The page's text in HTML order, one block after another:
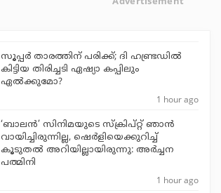
സൂപ്പര്‍ താരത്തിന് പരിക്ക്; ദി ഹണ്ട്രഡില്‍
കിട്ടിയ തിരിച്ചടി ഏഷ്യാ കപ്പിലും
ഏല്‍ക്കുമോ?
1 hour ago
‘ബാലൻ’ സിനിമയുടെ സ്ക്രിപ്റ്റ് ഞാൻ
വായിച്ചിരുന്നില്ല, ഷെർളിയെക്കുറിച്ച്
കൂടുതൽ അറിയില്ലായിരുന്നു: അർച്ചന
പത്മിനി
1 hour ago